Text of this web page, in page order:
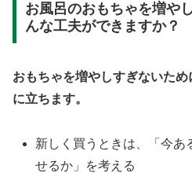
お風呂のおもちゃを増や
んな工夫ができますか？
おもちゃを増やしすぎないた
に立ちます。
新しく買うときは、「今あ
せるか」を考える